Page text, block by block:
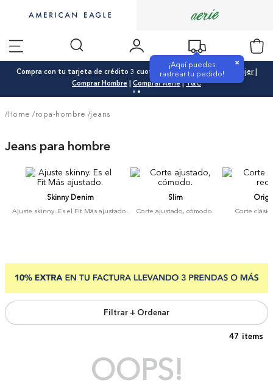
¡Aquí puedes
rastrear tu pedido!
×
Compra con tu tarjeta de crédito 3 cuotas 0% interés |Comprar Mujer|
Comprar Hombre | Comprar Aerie|T&C
/Home /ropa-hombre /jeans
Jeans para hombre
Skinny Denim
Ajuste skinny. Es el Fit Más ajustado.
Slim
Corte ajustado, cómodo. Corte
Filtrar + Ordenar
47
OOPS!